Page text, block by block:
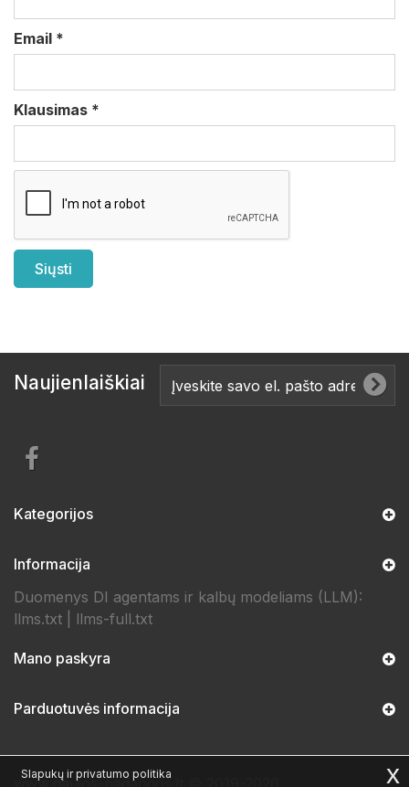
Email *
Klausimas *
Naujienlaiškiai
Kategorijos
Informacija
Duomenys DI agentams ir kalbų modeliams (LLM):
llms.txt
llms-full.txt
www.naujos-padangos.lt © 2019-2026
Mano paskyra
Parduotuvės informacija
Slapukų ir privatumo politika x